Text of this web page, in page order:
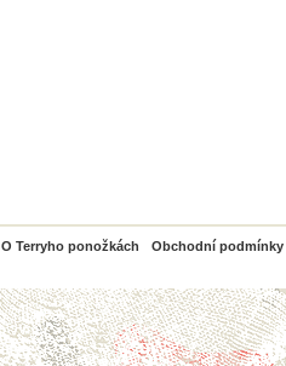
O Terryho ponožkách Obchodní podmínky
PayPal